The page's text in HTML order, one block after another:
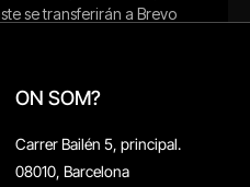
ON SOM?
Carrer Bailén 5, principal.
08010, Barcelona